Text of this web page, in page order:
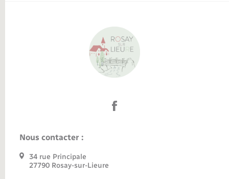
Nous contacter :
34 rue Principale
27790 Rosay-sur-Lieure